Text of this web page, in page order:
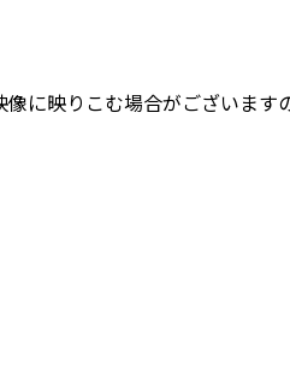
に映りこむ場合がございます